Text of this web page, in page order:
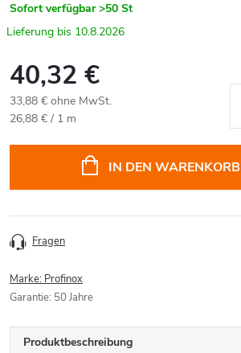
Sofort verfügbar >50 St
10.8.2026
40,32 €
33,88 € ohne MwSt.
Verkaufspreis:
26,88 € / 1 m
IN DEN WARENKORB
Fragen
Marke: Profinox
Garantie: 50 Jahre
Produktbeschreibung